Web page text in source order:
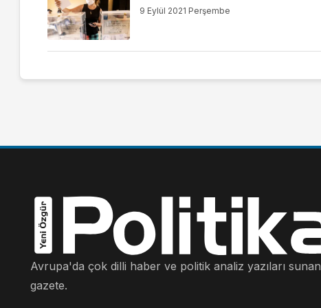
9 Eylül 2021 Perşembe
Avrupa'da çok dilli haber ve politik analiz yazıları sunan
gazete.